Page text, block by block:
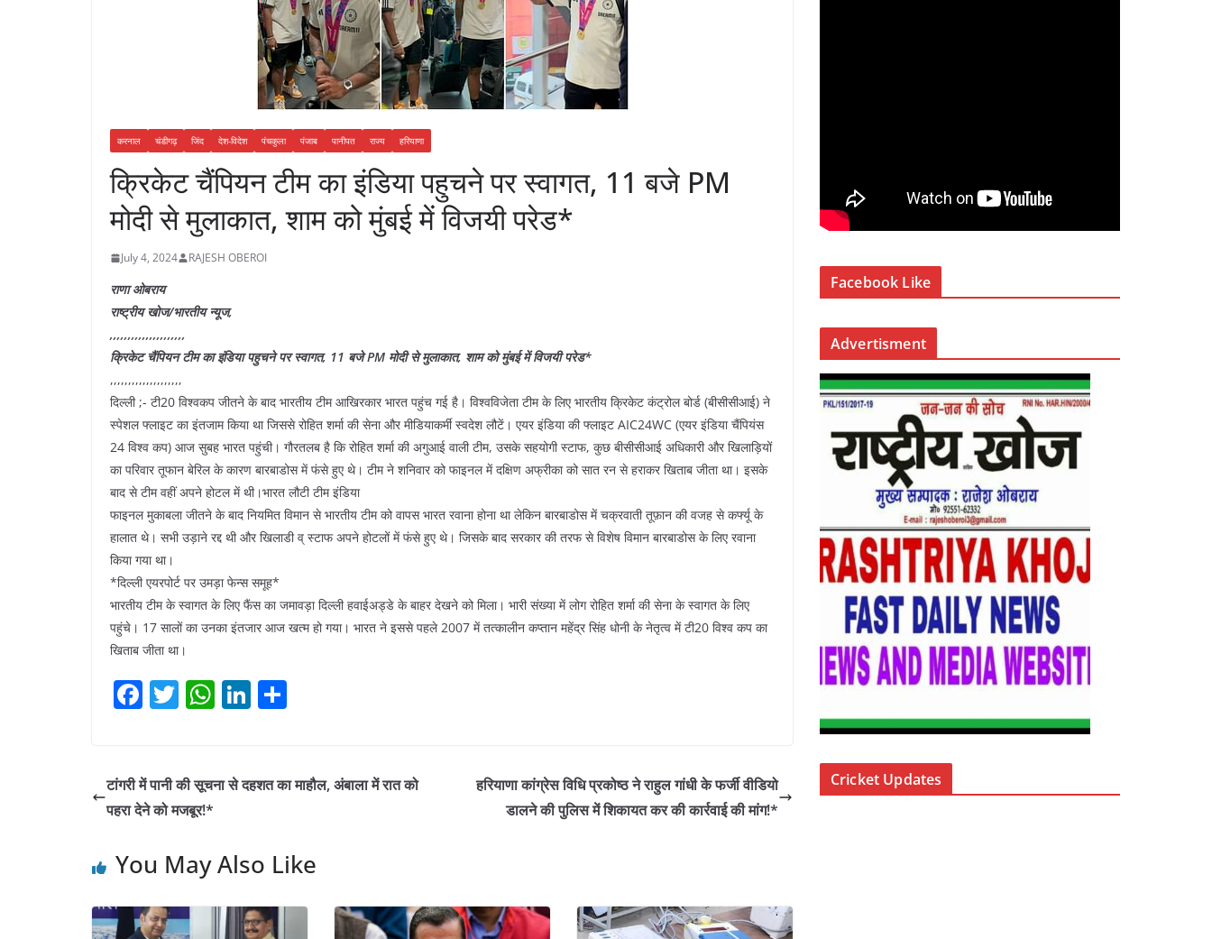
करनाल चंडीगढ़ जिंद देश-विदेश पंचकुला पंजाब पानीपत राज्य हरियाणा
क्रिकेट चैंपियन टीम का इंडिया पहुचने पर स्वागत, 11 बजे PM
मोदी से मुलाकात, शाम को मुंबई में विजयी परेड*
July 4, 2024 RAJESH OBEROI
राणा ओबराय
राष्ट्रीय खोज/भारतीय न्यूज,
,,,,,,,,,,,,,,,,,,,,,
क्रिकेट चैंपियन टीम का इंडिया पहुचने पर स्वागत, 11 बजे PM मोदी से मुलाकात, शाम को मुंबई में विजयी परेड*
,,,,,,,,,,,,,,,,,,,,
दिल्ली ;- टी20 विश्वकप जीतने के बाद भारतीय टीम आखिरकार भारत पहुंच गई है। विश्वविजेता टीम के लिए भारतीय क्रिकेट कंट्रोल बोर्ड (बीसीसीआई) ने
स्पेशल फ्लाइट का इंतजाम किया था जिससे रोहित शर्मा की सेना और मीडियाकर्मी स्वदेश लौटें। एयर इंडिया की फ्लाइट AIC24WC (एयर इंडिया चैंपियंस
24 विश्व कप) आज सुबह भारत पहुंची। गौरतलब है कि रोहित शर्मा की अगुआई वाली टीम, उसके सहयोगी स्टाफ, कुछ बीसीसीआई अधिकारी और खिलाड़ियों
का परिवार तूफान बेरिल के कारण बारबाडोस में फंसे हुए थे। टीम ने शनिवार को फाइनल में दक्षिण अफ्रीका को सात रन से हराकर खिताब जीता था। इसके
बाद से टीम वहीं अपने होटल में थी।भारत लौटी टीम इंडिया
फाइनल मुकाबला जीतने के बाद नियमित विमान से भारतीय टीम को वापस भारत रवाना होना था लेकिन बारबाडोस में चक्रवाती तूफ़ान की वजह से कर्फ्यू के
हालात थे। सभी उड़ाने रद्द थी और खिलाडी व् स्टाफ अपने होटलों में फंसे हुए थे। जिसके बाद सरकार की तरफ से विशेष विमान बारबाडोस के लिए रवाना
किया गया था।
*दिल्ली एयरपोर्ट पर उमड़ा फेन्स समूह*
भारतीय टीम के स्वागत के लिए फैंस का जमावड़ा दिल्ली हवाईअड्डे के बाहर देखने को मिला। भारी संख्या में लोग रोहित शर्मा की सेना के स्वागत के लिए
पहुंचे। 17 सालों का उनका इंतजार आज खत्म हो गया। भारत ने इससे पहले 2007 में तत्कालीन कप्तान महेंद्र सिंह धोनी के नेतृत्व में टी20 विश्व कप का
खिताब जीता था।
F
e
b
o
k
T
er
W
s
p
Li
e e
टांगरी में पानी की सूचना से दहशत का माहौल, अंबाला में रात को
पहरा देने को मजबूर!*
हरियाणा कांग्रेस विधि प्रकोष्ठ ने राहुल गांधी के फर्जी वीडियो
डालने की पुलिस में शिकायत कर की कार्रवाई की मांग!*
You May Also Like
Facebook Like
Advertisment
Cricket Updates